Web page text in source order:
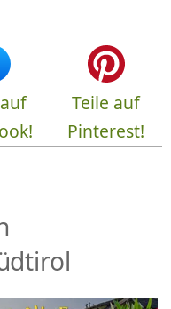
Teile auf
Pinterest!